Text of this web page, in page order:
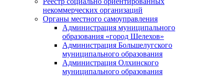
некоммерческих организаций
Органы местного самоуправления
Администрация муниципального
образования «город Шелехов»
Администрация Большелугского
муниципального образования
Администрация Олхинского
муниципального образования